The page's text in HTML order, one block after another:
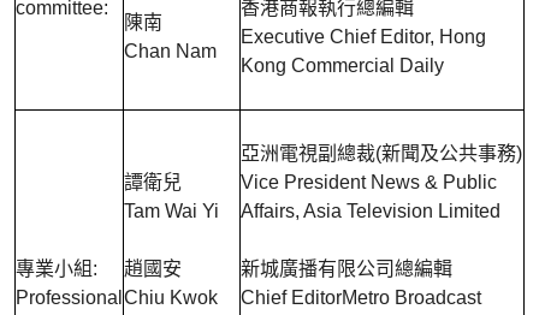
committee:
陳南
Chan Nam
香港商報執行總編輯
Executive Chief Editor, Hong
Kong Commercial Daily
專業小組:
Professional
譚衛兒
Tam Wai Yi
趙國安
Chiu Kwok
亞洲電視副總裁(新聞及公共事務)
Vice President News & Public
Affairs, Asia Television Limited
新城廣播有限公司總編輯
Chief EditorMetro Broadcast